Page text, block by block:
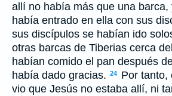
allí no había más que una barca,
había entrado en ella con sus
sus discípulos se habían ido
otras barcas de Tiberias cerca
habían comido el pan después
había dado gracias. 24
Por tanto,
vio que Jesús no estaba allí, ni